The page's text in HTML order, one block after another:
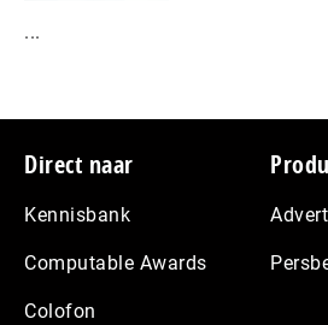
...
Footer
Direct naar
Kennisbank
Computable Awards
Colofon